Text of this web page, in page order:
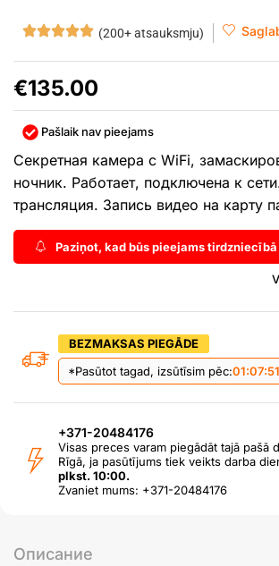
(200+ atsauksmju)
€135.00
Pašlaik nav pieejams
Секретная камера с WiFi,
ночник. Работает, подключена к
трансляция. Запись видео на карту
Paziņot, kad būs pieejams tirdzniecībā
BEZMAKSAS PIEGĀDE
*Pasūtot tagad, izsūtīsim pēc:01:07:51
+371-20484176
Visas preces varam piegādāt tajā pašā
Rīgā, ja pasūtījums tiek veikts darba
plkst. 10:00.
Zvaniet mums: +371-20484176
Описание